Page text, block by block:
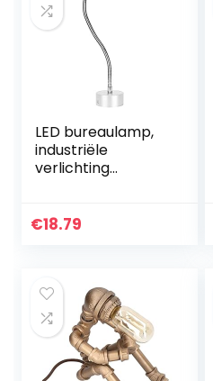
LED bureaulamp,
industriële
verlichting
industriële
€18.79